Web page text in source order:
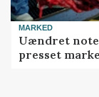
MARKED
Uændret
presset